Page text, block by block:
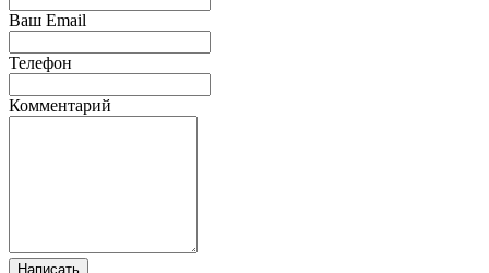
Ваш Email
Телефон
Комментарий
Написать